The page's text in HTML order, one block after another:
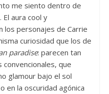
me siento dentro de
El aura cool y
los personajes de Carrie
curiosidad que los de
paradise: parecen tan
que
glamour bajo el sol
en la oscuridad agónica